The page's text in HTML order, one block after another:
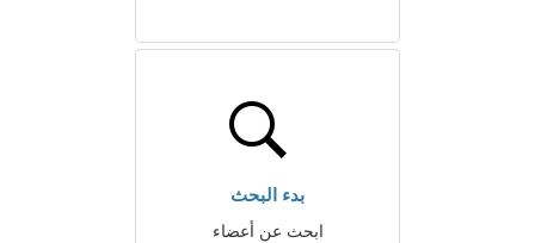
بدء البحث
ابحث عن أعضاء